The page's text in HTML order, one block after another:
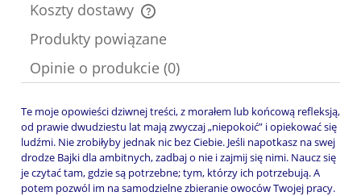
Koszty dostawy
Cena nie zawiera ewentualnych kosztów płatności
Produkty powiązane
Opinie o produkcie (0)
Te moje opowieści dziwnej treści, z morałem lub końcową refleksją,
od prawie dwudziestu lat mają zwyczaj „niepokoić” i opiekować się
ludźmi. Nie zrobiłyby jednak nic bez Ciebie. Jeśli napotkasz na swej
drodze Bajki dla ambitnych, zadbaj o nie i zajmij się nimi. Naucz się
je czytać tam, gdzie są potrzebne; tym, którzy ich potrzebują. A
potem pozwól im na samodzielne zbieranie owoców Twojej pracy.